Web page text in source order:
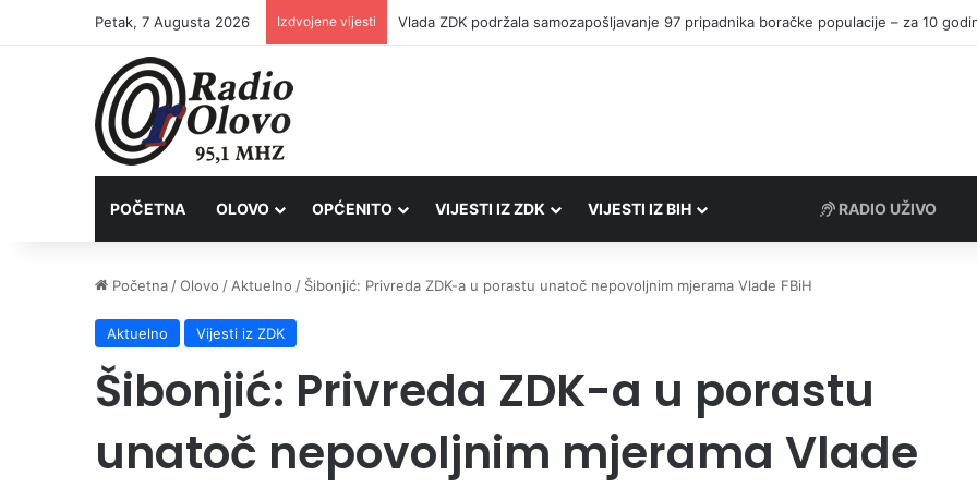
Petak, 7 Augusta 2026 Izdvojene vijesti
POČETNA OLOVO OPĆENITO VIJESTI IZ ZDK VIJESTI IZ BIH RADIO UŽIVO
Početna /Olovo / Aktuelno / Šibonjić: Privreda ZDK-a u porastu unatoč nepovoljnim mjerama Vlade FBiH
Aktuelno Vijesti iz ZDK
Šibonjić: Privreda ZDK-a u porastu
unatoč nepovoljnim mjerama Vlade